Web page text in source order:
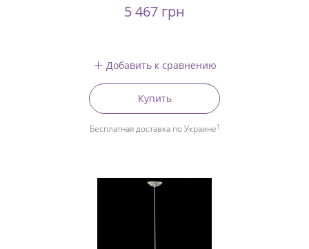
5 467 грн
Добавить к сравнению
Купить
Бесплатная доставка по Украине1